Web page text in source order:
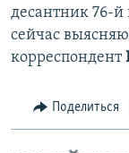
десантник 76-й
сейчас
корреспондент
Поделиться